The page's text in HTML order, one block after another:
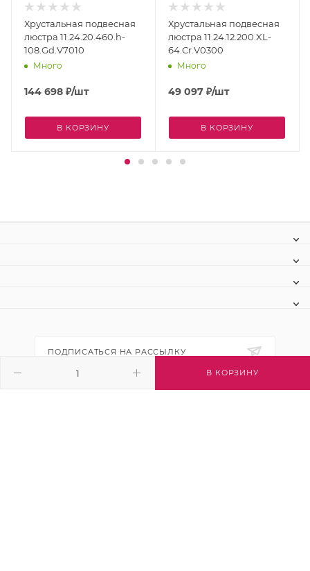
В КОРЗИНУ
Хрустальная подвесная
люстра 11.24.20.460.h-
108.Gd.V7010
Много
144 698 ₽/шт
В КОРЗИНУ
Хрустальная подвесная
люстра 11.24.12.200.XL-
64.Cr.V0300
Много
49 097 ₽/шт
В КОРЗИНУ
ПОДПИСАТЬСЯ НА РАССЫЛКУ